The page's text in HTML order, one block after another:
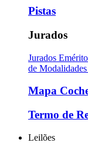
Pistas
Jurados
Jurados
de
Mapa
Termo de
Leilões